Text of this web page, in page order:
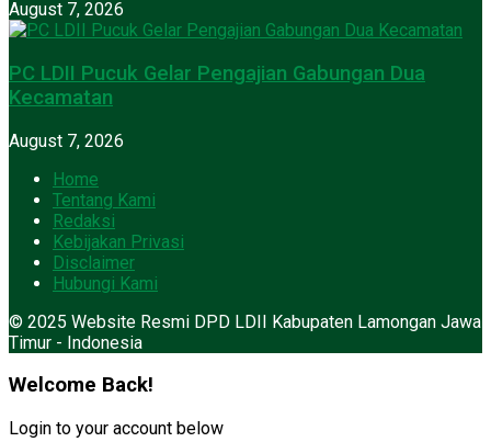
August 7, 2026
PC LDII Pucuk Gelar Pengajian Gabungan Dua
Kecamatan
August 7, 2026
Home
Tentang Kami
Redaksi
Kebijakan Privasi
Disclaimer
Hubungi Kami
© 2025 Website Resmi DPD LDII Kabupaten Lamongan Jawa
Timur - Indonesia
Welcome Back!
Login to your account below